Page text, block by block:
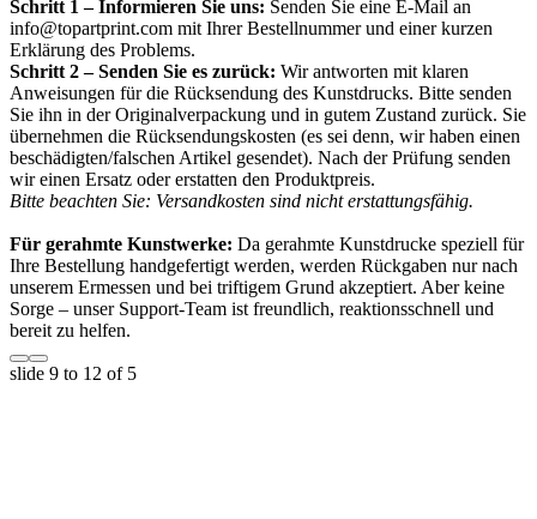
Schritt 1 – Informieren Sie uns: Senden Sie eine E-Mail an
info@topartprint.com mit Ihrer Bestellnummer und einer kurzen
Erklärung des Problems.
Schritt 2 – Senden Sie es zurück: Wir antworten mit klaren
Anweisungen für die Rücksendung des Kunstdrucks. Bitte senden
Sie ihn in der Originalverpackung und in gutem Zustand zurück. Sie
übernehmen die Rücksendungskosten (es sei denn, wir haben einen
beschädigten/falschen Artikel gesendet). Nach der Prüfung senden
wir einen Ersatz oder erstatten den Produktpreis.
Bitte beachten Sie: Versandkosten sind nicht erstattungsfähig.
Für gerahmte Kunstwerke: Da gerahmte Kunstdrucke speziell für
Ihre Bestellung handgefertigt werden, werden Rückgaben nur nach
unserem Ermessen und bei triftigem Grund akzeptiert. Aber keine
Sorge – unser Support-Team ist freundlich, reaktionsschnell und
bereit zu helfen.
slide 9 to 12 of 5